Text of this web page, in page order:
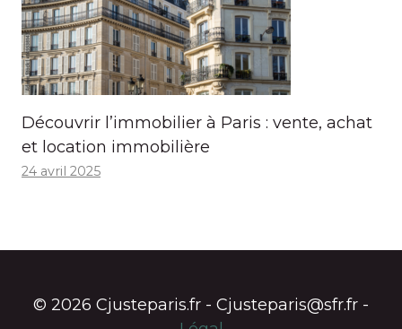
Découvrir l’immobilier à Paris : vente, achat
et location immobilière
24 avril 2025
© 2026 Cjusteparis.fr - Cjusteparis@sfr.fr -